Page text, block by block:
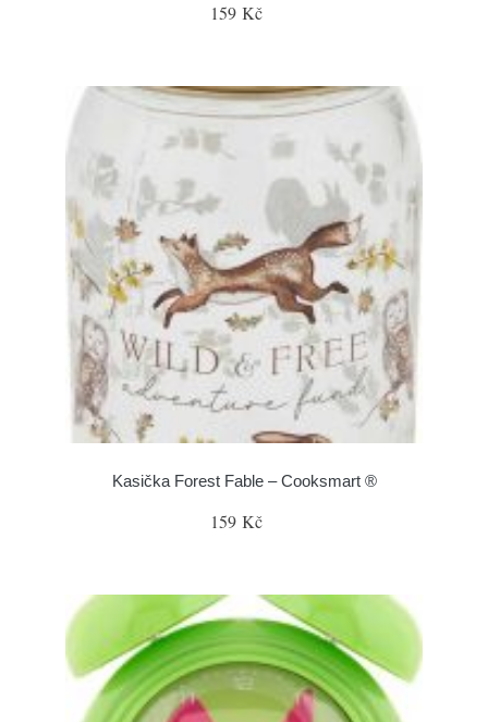
159 Kč
Kasička Forest Fable – Cooksmart ®
159 Kč